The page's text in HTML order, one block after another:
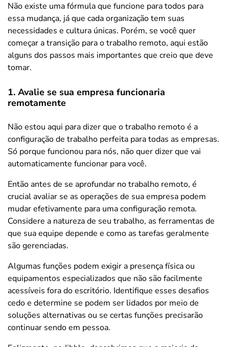
Não existe uma fórmula que funcione para todos para
essa mudança, já que cada organização tem suas
necessidades e cultura únicas. Porém, se você quer
começar a transição para o trabalho remoto, aqui estão
alguns dos passos mais importantes que creio que deve
tomar.
1. Avalie se sua empresa funcionaria
remotamente
Não estou aqui para dizer que o trabalho remoto é a
configuração de trabalho perfeita para todas as empresas.
Só porque funcionou para nós, não quer dizer que vai
automaticamente funcionar para você.
Então antes de se aprofundar no trabalho remoto, é
crucial avaliar se as operações de sua empresa podem
mudar efetivamente para uma configuração remota.
Considere a natureza de seu trabalho, as ferramentas de
que sua equipe depende e como as tarefas geralmente
são gerenciadas.
Algumas funções podem exigir a presença física ou
equipamentos especializados que não são facilmente
acessíveis fora do escritório. Identifique esses desafios
cedo e determine se podem ser lidados por meio de
soluções alternativas ou se certas funções precisarão
continuar sendo em pessoa.